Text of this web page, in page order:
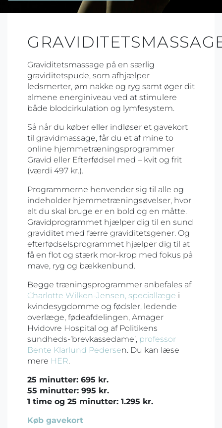
Graviditetsmassage på en særlig
graviditetspude, som afhjælper
ledsmerter, øm nakke og ryg samt øger dit
almene energiniveau ved at stimulere
både blodcirkulation og lymfesystem.
Så når du køber eller indløser et gavekort
til gravidmassage, får du et af mine to
online hjemmetræningsprogrammer
Gravid eller Efterfødsel med – kvit og frit
(værdi 497 kr.).
Programmerne henvender sig til alle og
indeholder hjemmetræningsøvelser, hvor
alt du skal bruge er en bold og en måtte.
Gravidprogrammet hjælper dig til en sund
graviditet med færre graviditetsgener. Og
efterfødselsprogrammet hjælper dig til at
få en flot og stærk mor-krop med fokus på
mave, ryg og bækkenbund.
Begge træningsprogrammer anbefales af
Charlotte Wilken-Jensen, speciallæge i
kvindesygdomme og fødsler, ledende
overlæge, fødeafdelingen, Amager
Hvidovre Hospital og af Politikens
sundheds-’brevkassedame’, professor
Bente Klarlund Pedersen. Du kan læse
mere HER.
25 minutter: 695 kr.
55 minutter: 995 kr.
1 time og 25 minutter: 1.295 kr.
Køb gavekort